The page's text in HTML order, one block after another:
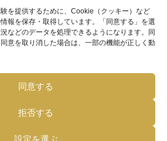
を提供するために、Cookie（クッキー）など
報を保存・取得しています。「同意する」を選
などのデータを処理できるようになります。同
意を取り消した場合は、一部の機能が正しく動
同意する
拒否する
設定を選ぶ